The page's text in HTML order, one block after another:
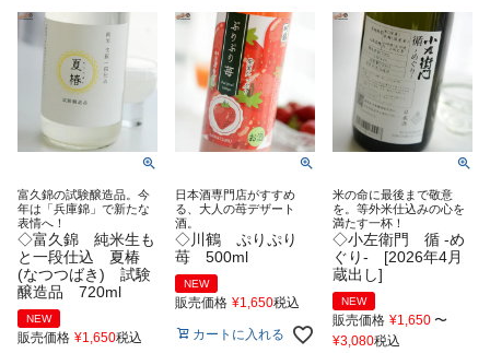
富久錦の試験醸造品。今
年は「兵庫錦」で新たな
表情へ！
◇富久錦 純米生も
と一段仕込 夏椿
(なつつばき) 試験
醸造品 720ml
NEW
販売価格 ¥1,650税込
日本酒専門店がすすめ
る、大人の苺デザート
酒。
◇川鶴 ぷりぷり
苺 500ml
NEW
販売価格 ¥1,650税込
カートに入れる
米の命に最後まで敬意
を。等外米仕込みの心を
満たす一杯！
◇小左衛門 循 -め
ぐり- [2026年4月
蔵出し]
NEW
販売価格 ¥1,650 〜
¥3,080税込